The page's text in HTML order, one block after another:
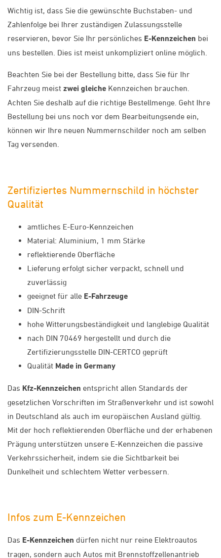
Wichtig ist, dass Sie die gewünschte Buchstaben- und
Zahlenfolge bei Ihrer zuständigen Zulassungsstelle
reservieren, bevor Sie Ihr persönliches E-Kennzeichen bei
uns bestellen. Dies ist meist unkompliziert online möglich.
Beachten Sie bei der Bestellung bitte, dass Sie für Ihr
Fahrzeug meist zwei gleiche Kennzeichen brauchen.
Achten Sie deshalb auf die richtige Bestellmenge. Geht Ihre
Bestellung bei uns noch vor dem Bearbeitungsende ein,
können wir Ihre neuen Nummernschilder noch am selben
Tag versenden.
Zertifiziertes Nummernschild in höchster
Qualität
amtliches E-Euro-Kennzeichen
Material: Aluminium, 1 mm Stärke
reflektierende Oberfläche
Lieferung erfolgt sicher verpackt, schnell und
zuverlässig
geeignet für alle E-Fahrzeuge
DIN-Schrift
hohe Witterungsbeständigkeit und langlebige Qualität
nach DIN 70469 hergestellt und durch die
Zertifizierungsstelle DIN-CERTCO geprüft
Qualität Made in Germany
Das Kfz-Kennzeichen entspricht allen Standards der
gesetzlichen Vorschriften im Straßenverkehr und ist sowohl
in Deutschland als auch im europäischen Ausland gültig.
Mit der hoch reflektierenden Oberfläche und der erhabenen
Prägung unterstützen unsere E-Kennzeichen die passive
Verkehrssicherheit, indem sie die Sichtbarkeit bei
Dunkelheit und schlechtem Wetter verbessern.
Infos zum E-Kennzeichen
Das E-Kennzeichen dürfen nicht nur reine Elektroautos
tragen, sondern auch Autos mit Brennstoffzellenantrieb